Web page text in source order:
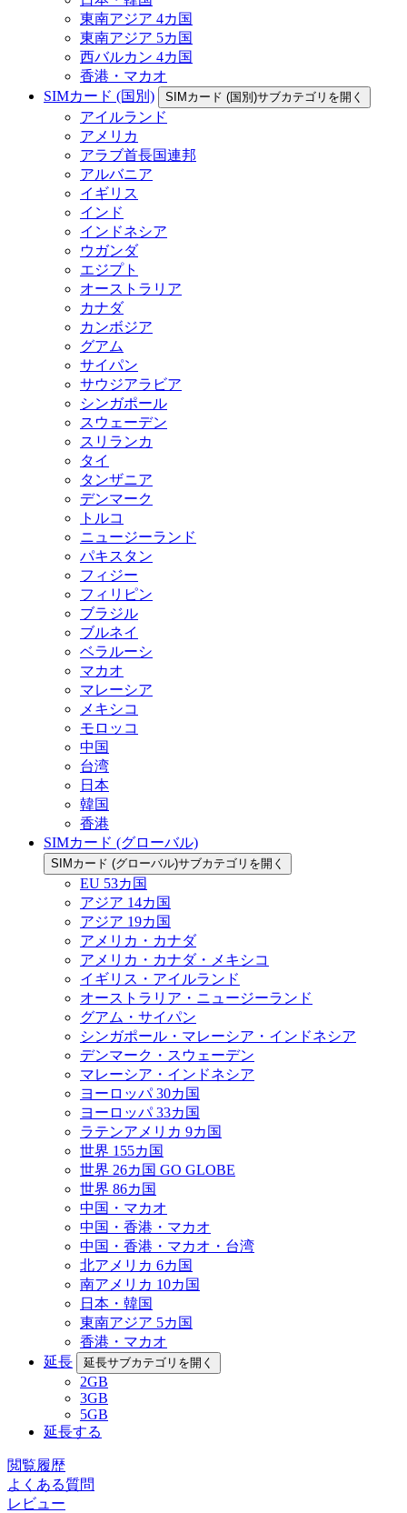
東南アジア 4カ国
東南アジア 5カ国
西バルカン 4カ国
香港・マカオ
SIMカード (国別)
SIMカード (国別)サブカテゴリを開く
アイルランド
アメリカ
アラブ首長国連邦
アルバニア
イギリス
インド
インドネシア
ウガンダ
エジプト
オーストラリア
カナダ
カンボジア
グアム
サイパン
サウジアラビア
シンガポール
スウェーデン
スリランカ
タイ
タンザニア
デンマーク
トルコ
ニュージーランド
パキスタン
フィジー
フィリピン
ブラジル
ブルネイ
ベラルーシ
マカオ
マレーシア
メキシコ
モロッコ
中国
台湾
日本
韓国
香港
SIMカード (グローバル)
SIMカード (グローバル)サブカテゴリを開く
EU 53カ国
アジア 14カ国
アジア 19カ国
アメリカ・カナダ
アメリカ・カナダ・メキシコ
イギリス・アイルランド
オーストラリア・ニュージーランド
グアム・サイパン
シンガポール・マレーシア・インドネシア
デンマーク・スウェーデン
マレーシア・インドネシア
ヨーロッパ 30カ国
ヨーロッパ 33カ国
ラテンアメリカ 9カ国
世界 155カ国
世界 26カ国 GO GLOBE
世界 86カ国
中国・マカオ
中国・香港・マカオ
中国・香港・マカオ・台湾
北アメリカ 6カ国
南アメリカ 10カ国
日本・韓国
東南アジア 5カ国
香港・マカオ
延長
延長サブカテゴリを開く
2GB
3GB
5GB
延長する
閲覧履歴
よくある質問
レビュー